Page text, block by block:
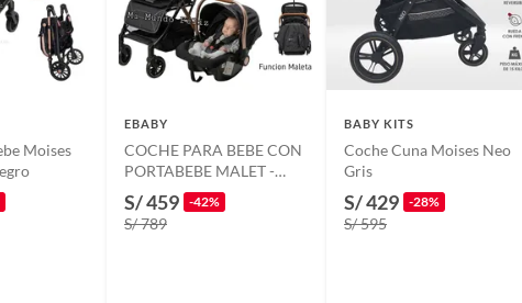
original
Moises
EBABY
COCHE PARA BEBE CON
PORTABEBE MALET -
NEGRO
S/ 459 -42%
S/ 789
BABY KITS
Coche Cuna Moises Neo
Gris
S/ 429 -28%
S/ 595